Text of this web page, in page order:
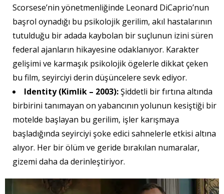
Scorsese’nin yönetmenliğinde Leonard DiCaprio’nun
başrol oynadığı bu psikolojik gerilim, akıl hastalarının
tutulduğu bir adada kaybolan bir suçlunun izini süren
federal ajanların hikayesine odaklanıyor. Karakter
gelişimi ve karmaşık psikolojik ögelerle dikkat çeken
bu film, seyirciyi derin düşüncelere sevk ediyor.
Identity (Kimlik – 2003):Şiddetli bir fırtına altında
birbirini tanımayan on yabancının yolunun kesiştiği bir
motelde başlayan bu gerilim, işler karışmaya
başladığında seyirciyi şoke edici sahnelerle etkisi altına
alıyor. Her bir ölüm ve geride bırakılan numaralar,
gizemi daha da derinleştiriyor.